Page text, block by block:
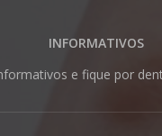
INFORMATIVOS
e fique por